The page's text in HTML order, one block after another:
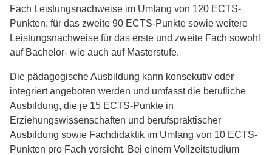
Fach Leistungsnachweise im Umfang von 120 ECTS-
Punkten, für das zweite 90 ECTS-Punkte sowie weitere
Leistungsnachweise für das erste und zweite Fach sowohl
auf Bachelor- wie auch auf Masterstufe.
Die pädagogische Ausbildung kann konsekutiv oder
integriert angeboten werden und umfasst die berufliche
Ausbildung, die je 15 ECTS-Punkte in
Erziehungswissenschaften und berufspraktischer
Ausbildung sowie Fachdidaktik im Umfang von 10 ECTS-
Punkten pro Fach vorsieht. Bei einem Vollzeitstudium